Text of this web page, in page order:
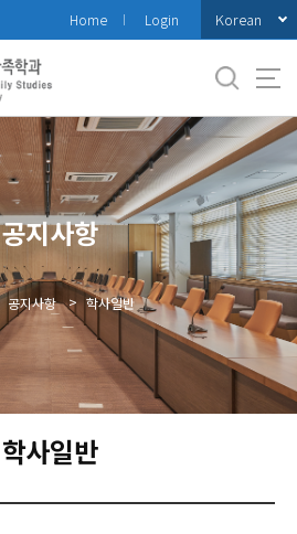
Home Login Korean
공지사항
공지사항 > 학사일반
학사일반